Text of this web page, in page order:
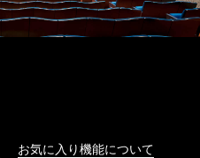
お気に入り機能について